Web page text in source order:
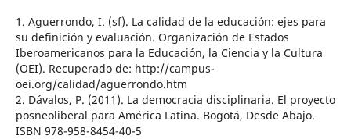
1. Aguerrondo, I. (sf). La calidad de la educación: ejes para
su definición y evaluación. Organización de Estados
Iberoamericanos para la Educación, la Ciencia y la Cultura
(OEI). Recuperado de: http://campus-
oei.org/calidad/aguerrondo.htm
2. Dávalos, P. (2011). La democracia disciplinaria. El proyecto
posneoliberal para América Latina. Bogotá, Desde Abajo.
ISBN 978-958-8454-40-5